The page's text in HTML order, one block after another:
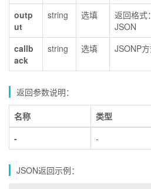
outp
ut
string 选填
返回格式
JSON
callb
ack
string 选填 JSONP
返回参数说明：
名称 类型
-
-
JSON返回示例：